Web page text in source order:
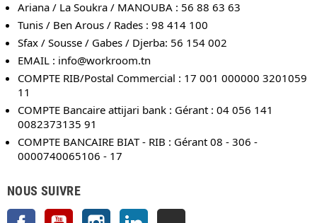
Ariana / La Soukra / MANOUBA : 56 88 63 63
Tunis / Ben Arous / Rades : 98 414 100
Sfax / Sousse / Gabes / Djerba: 56 154 002
EMAIL : info@workroom.tn
COMPTE RIB/Postal Commercial : 17 001 000000 3201059
11
COMPTE Bancaire attijari bank : Gérant : 04 056 141
0082373135 91
COMPTE BANCAIRE BIAT - RIB : Gérant 08 - 306 -
0000740065106 - 17
NOUS SUIVRE
Facebook YouTube Instagram